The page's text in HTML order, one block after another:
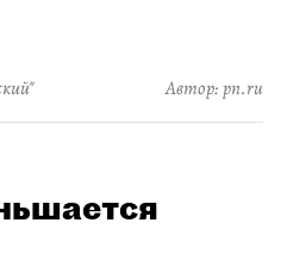
Автор: pn.ru